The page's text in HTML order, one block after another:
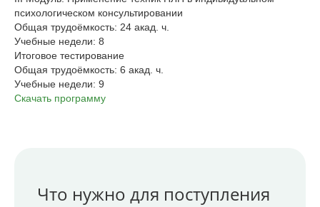
психологическом консультировании
Общая трудоёмкость: 24 акад. ч.
Учебные недели: 8
Итоговое тестирование
Общая трудоёмкость: 6 акад. ч.
Учебные недели: 9
Скачать программу
Что нужно для поступления